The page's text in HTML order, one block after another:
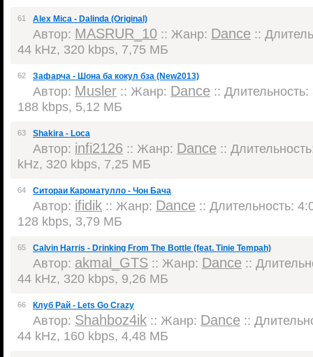
61 Alex Mica - Dalinda (Original)
Автор: MASRUR_10 :: Жанр: Dance ::
44 kHz, 320 kbps, 7,75 МБ
62 Зафарча - Шона ба кокул бза (New2013)
Автор: Musler :: Жанр: Dance ::
188 kbps, 5,12 МБ
63 Shakira - Loca
Автор: infi2126 :: Жанр: Dance ::
kHz, 320 kbps, 7,25 МБ
64 Ситораи Кароматулло - Чон Бача
Автор: ifidik :: Жанр: Dance :: Длительность:
128 kbps, 3,79 МБ
65 Calvin Harris - Drinking From The Bottle (feat. Tinie Tempah)
Автор: akmal_GTS :: Жанр: Dance ::
44 kHz, 320 kbps, 9,26 МБ
66 Клуб Рай - Lets Go Crazy
Автор: Shahboz4ik :: Жанр: Dance ::
44 kHz, 160 kbps, 4,48 МБ